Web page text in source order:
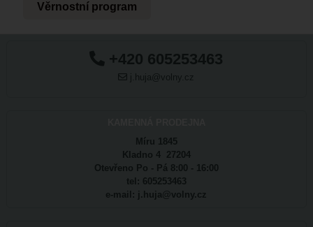
Věrnostní program
+420 605253463
j.huja@volny.cz
Míru 1845
Kladno 4 27204
Otevřeno Po - Pá 8:00 - 16:00
tel: 605253463
e-mail: j.huja@volny.cz